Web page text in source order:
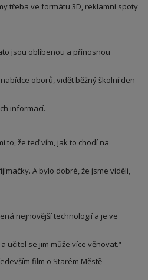
třeba ve formátu 3D, reklamní spoty
jsou oblíbenou a přínosnou
oborů, vidět běžný školní den
informací.
to, že teď vím, jak to chodí na
A bylo dobré, že jsme viděli,
nejnovější technologií a je ve
učitel se jim může více věnovat.“
film o Starém Městě